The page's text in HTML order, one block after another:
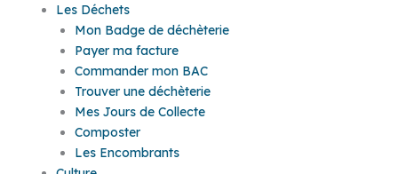
Les Déchets
Mon Badge de déchèterie
Payer ma facture
Commander mon BAC
Trouver une déchèterie
Mes Jours de Collecte
Composter
Les Encombrants